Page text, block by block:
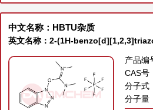
中文名称：HBTU杂质
产品编
CAS号
分子式
分子量